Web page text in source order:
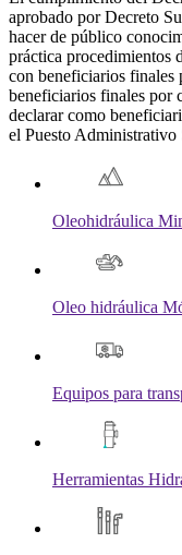
aprobado por Decreto
hacer de público
práctica procedimientos
con beneficiarios finales
beneficiarios finales por
declarar como
el Puesto Administrativo
Oleohidráulica
Oleo hidráulica
Equipos para
Herramientas